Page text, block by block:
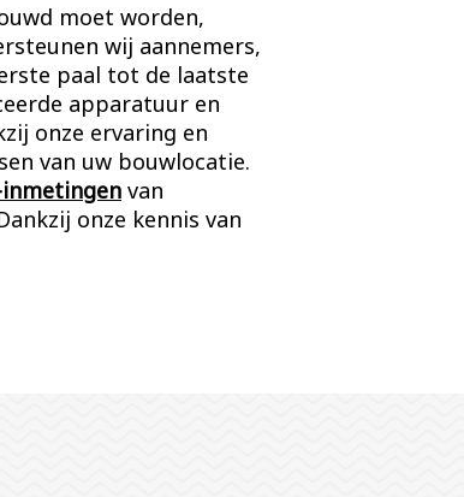
moet worden,
wij aannemers,
paal tot de laatste
apparatuur en
onze ervaring en
van uw bouwlocatie.
inmetingen van
onze kennis van